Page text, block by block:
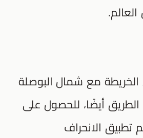
مع شمال البوصلة
أيضًا، للحصول على
تطبيق الانحراف